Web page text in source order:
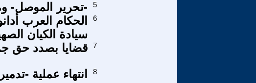
-تحرير الموصل-
5
الحكام العرب
سيادة الكيان
6
قضايا بصدد حق 7
انتهاء عملية - 8